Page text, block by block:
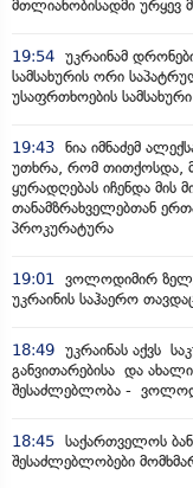
მთლიანობისადმი ურყევ
19:54 უკრაინამ
სამსახურის ორი
უსაფრთხოების სამსახური
19:43 ნია იმნაძემ
უთხრა, რომ თითქოსდა,
ყურადღებას იჩენდა მის
თანამზრახველებთან
პროკურატურა
19:01 ვოლოდიმირ
უკრაინის საჰაერო
18:49 უკრაინას აქვს
განვითარებისა და ახალი
შესაძლებლობა -
18:45 საქართველოს
შესაძლებლობები